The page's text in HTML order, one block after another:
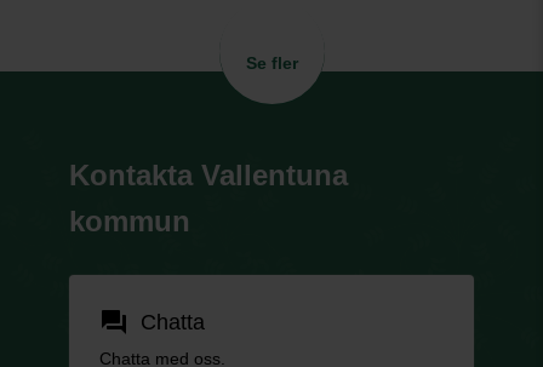
Se fler
Kontakta Vallentuna
kommun
forum Chatta
Chatta med oss.